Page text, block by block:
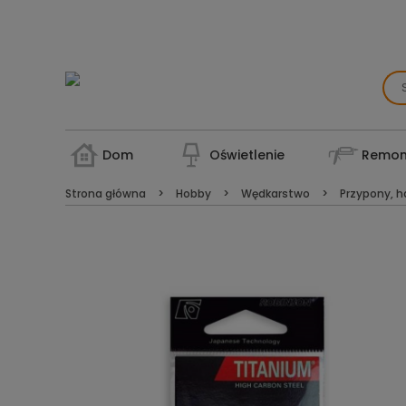
Dom Oświetlenie
Strona główna Hobby Wędkarstwo Przypony,